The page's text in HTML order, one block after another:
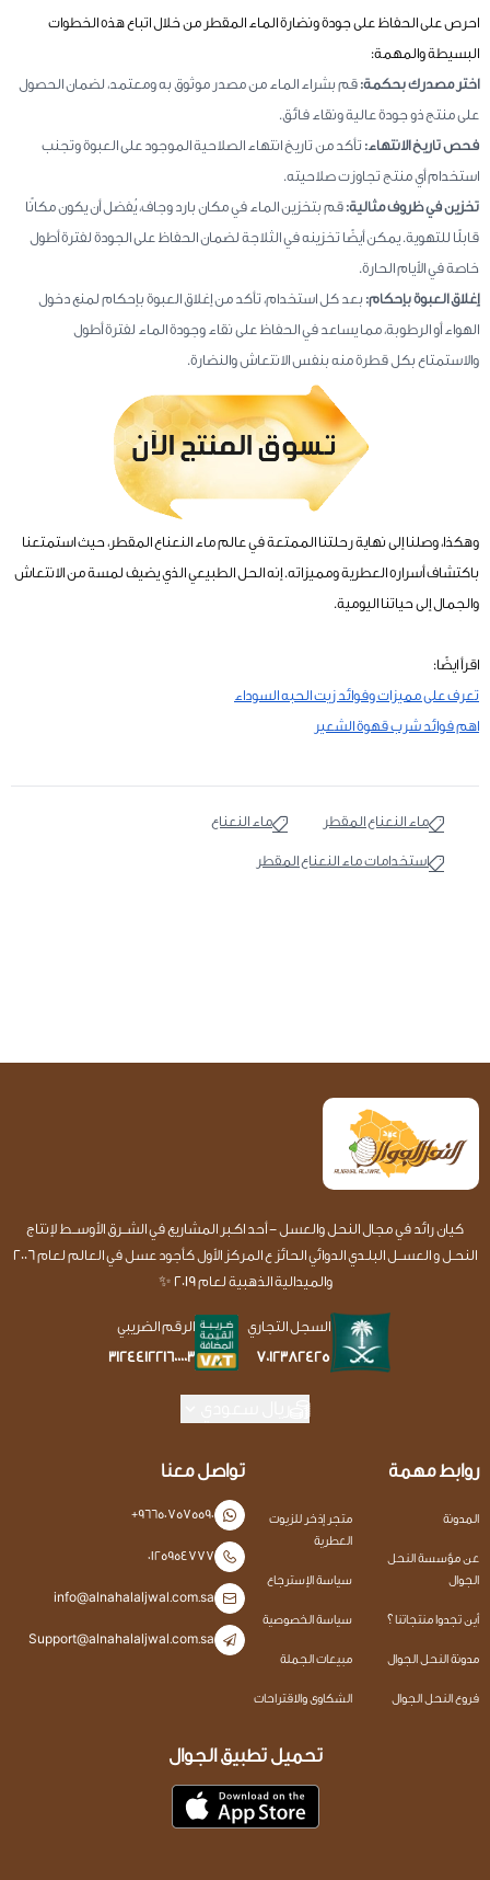
احرص على الحفاظ على جودة ونضارة الماء المقطر من خلال اتباع هذه الخطوات
البسيطة والمهمة:
اختر مصدرك بحكمة: قم بشراء الماء من مصدر موثوق به ومعتمد، لضمان الحصول
على منتج ذو جودة عالية ونقاء فائق.
فحص تاريخ الانتهاء: تأكد من تاريخ انتهاء الصلاحية الموجود على العبوة وتجنب
استخدام أي منتج تجاوزت صلاحيته.
تخزين في ظروف مثالية: قم بتخزين الماء في مكان بارد وجاف، يُفضل أن يكون مكانًا
قابلًا للتهوية. يمكن أيضًا تخزينه في الثلاجة لضمان الحفاظ على الجودة لفترة أطول
خاصة في الأيام الحارة.
إغلاق العبوة بإحكام: بعد كل استخدام، تأكد من إغلاق العبوة بإحكام لمنع دخول
الهواء أو الرطوبة، مما يساعد في الحفاظ على نقاء وجودة الماء لفترة أطول
والاستمتاع بكل قطرة منه بنفس الانتعاش والنضارة.
وهكذا، وصلنا إلى نهاية رحلتنا الممتعة في عالم ماء النعناع المقطر، حيث استمتعنا
باكتشاف أسراره العطرية ومميزاته. إنه الحل الطبيعي الذي يضيف لمسة من الانتعاش
والجمال إلى حياتنا اليومية.
اقرأ ايضًا:
تعرف على مميزات وفوائد زيت الحبه السوداء
اهم فوائد شرب قهوة الشعير
ماء النعناع المقطر ماء النعناع
استخدامات ماء النعناع المقطر
كيان رائد في مجال النحل والعسل - أحد اكـبر المشاريع في الشــرق الأوســط لإنتاج
النحـل و العســل البلـدي الدوائي الحائز ع المركز الأول كأجود عسل في العالم لعام 2006
والميدالية الذهبية لعام 2019 ✨
السجل التجاري
7012382425
الرقم الضريبي
312441221600003
روابط مهمة
المدونة
عن مؤسسة النحل
الجوال
أين تجدوا منتجاتنا ؟
مدونة النحل الجوال
فروع النحل الجوال
متجر إذخر للزيوت
العطرية
سياسة الإسترجاع
سياسة الخصوصية
مبيعات الجملة
الشكاوى والاقتراحات
تواصل معنا
+966507575590
0125954777
info@alnahalaljwal.com.sa
Support@alnahalaljwal.com.sa
تحميل تطبيق الجوال